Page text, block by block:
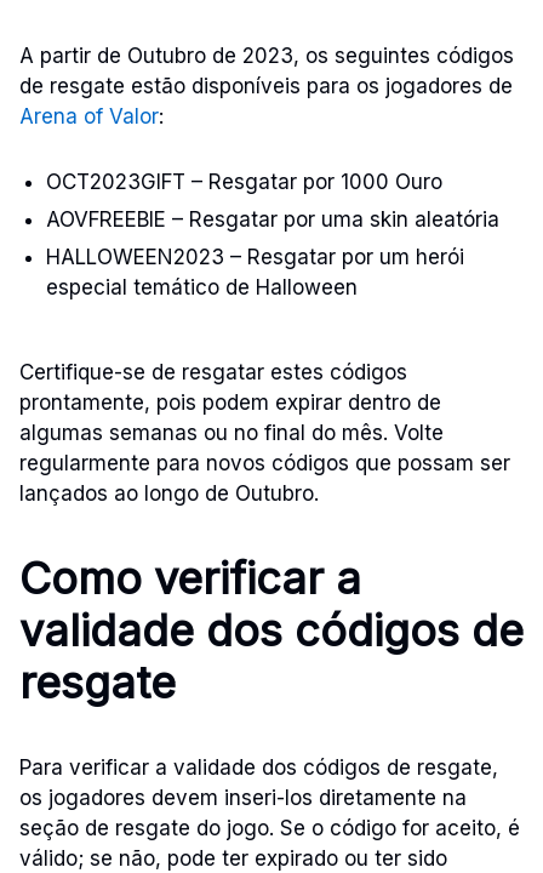
A partir de Outubro de 2023, os seguintes códigos
de resgate estão disponíveis para os jogadores de
Arena of Valor:
OCT2023GIFT – Resgatar por 1000 Ouro
AOVFREEBIE – Resgatar por uma skin aleatória
HALLOWEEN2023 – Resgatar por um herói
especial temático de Halloween
Certifique-se de resgatar estes códigos
prontamente, pois podem expirar dentro de
algumas semanas ou no final do mês. Volte
regularmente para novos códigos que possam ser
lançados ao longo de Outubro.
Como verificar a
validade dos códigos de
resgate
Para verificar a validade dos códigos de resgate,
os jogadores devem inseri-los diretamente na
seção de resgate do jogo. Se o código for aceito, é
válido; se não, pode ter expirado ou ter sido